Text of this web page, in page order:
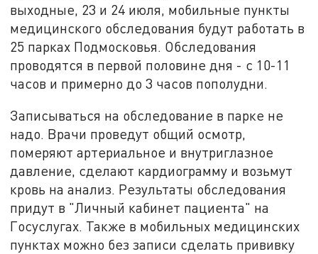
выходные, 23 и 24 июля, мобильные пункты
медицинского обследования будут работать в
25 парках Подмосковья. Обследования
проводятся в первой половине дня - с 10-11
часов и примерно до 3 часов пополудни.
Записываться на обследование в парке не
надо. Врачи проведут общий осмотр,
померяют артериальное и внутриглазное
давление, сделают кардиограмму и возьмут
кровь на анализ. Результаты обследования
придут в "Личный кабинет пациента" на
Госуслугах. Также в мобильных медицинских
пунктах можно без записи сделать прививку